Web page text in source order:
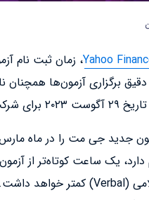
Yahoo
دقیق برگزاری آزمون‌ها
آخر سال ثبت نام کنند.